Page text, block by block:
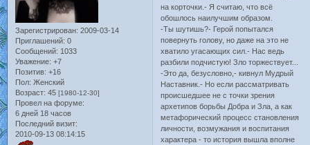
Зарегистрирован: 2009-03-14
Приглашений: 0
Сообщений: 1033
Уважение: +7
Позитив: +16
Пол: Женский
Возраст: 45 [1980-12-30]
Провел на форуме:
6 дней 18 часов
Последний визит:
2010-09-13 08:14:15
на корточки.- Я считаю, что всё
обошлось наилучшим образом.
-Ты шутишь?- Герой попытался
повернуть голову, но даже на это не
хватило угасающих сил.- Нас ведь
разбили подчистую! Зло торжествует...
-Это да, безусловно,- кивнул Мудрый
Наставник.- Но если рассматривать
происшедшее не с точки зрения
архетипов борьбы Добра и Зла, а как
метафорический процесс становления
личности, возмужания и воспитания
характера - то история вышла вполне